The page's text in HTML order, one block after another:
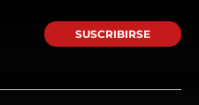
SUSCRIBIRSE